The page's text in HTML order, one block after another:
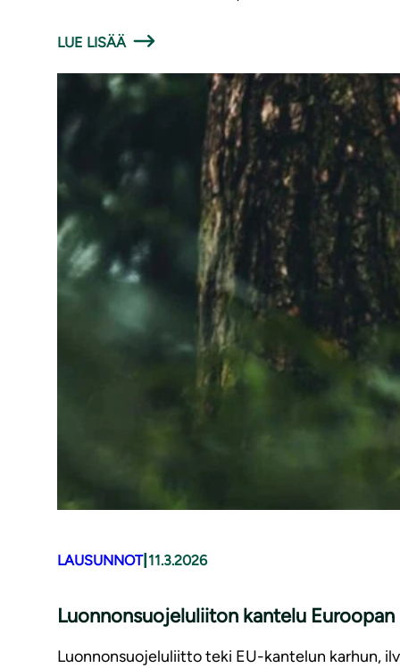
LUE LISÄÄ
LAUSUNNOT| 11.3.2026
Luonnonsuojeluliiton kantelu
Luonnonsuojeluliitto teki EU-kantelun karhun,